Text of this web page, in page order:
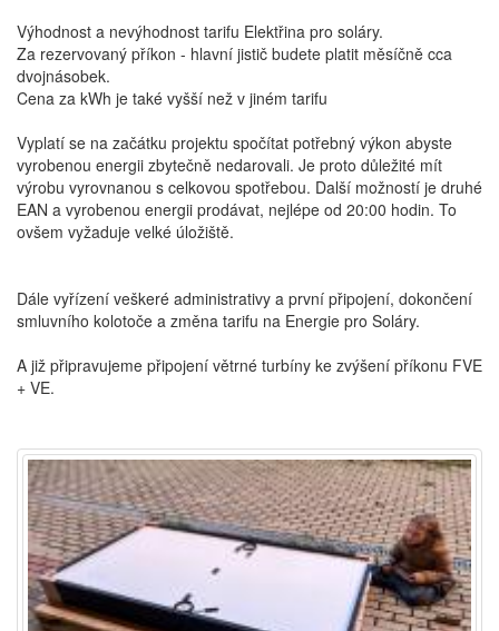
Výhodnost a nevýhodnost tarifu Elektřina pro soláry.
Za rezervovaný příkon - hlavní jistič budete platit měsíčně cca
dvojnásobek.
Cena za kWh je také vyšší než v jiném tarifu
Vyplatí se na začátku projektu spočítat potřebný výkon abyste
vyrobenou energii zbytečně nedarovali. Je proto důležité mít
výrobu vyrovnanou s celkovou spotřebou. Další možností je druhé
EAN a vyrobenou energii prodávat, nejlépe od 20:00 hodin. To
ovšem vyžaduje velké úložiště.
Dále vyřízení veškeré administrativy a první připojení, dokončení
smluvního kolotoče a změna tarifu na Energie pro Soláry.
A již připravujeme připojení větrné turbíny ke zvýšení příkonu FVE
+ VE.